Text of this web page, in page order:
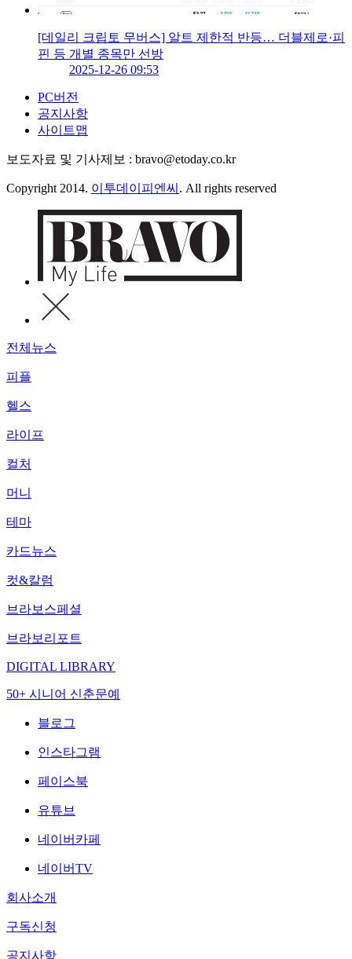
[데일리 크립토 무버스] 알트 제한적 반등… 더블제로·피
핀 등 개별 종목만 선방
2025-12-26 09:53
PC버전
공지사항
사이트맵
보도자료 및 기사제보 : bravo@etoday.co.kr
Copyright 2014. 이투데이피엔씨 . All rights reserved
전체뉴스
피플
헬스
라이프
컬처
머니
테마
카드뉴스
컷&칼럼
브라보스페셜
브라보리포트
DIGITAL LIBRARY
50+ 시니어 신춘문예
블로그
인스타그램
페이스북
유튜브
네이버카페
네이버TV
회사소개
구독신청
공지사항